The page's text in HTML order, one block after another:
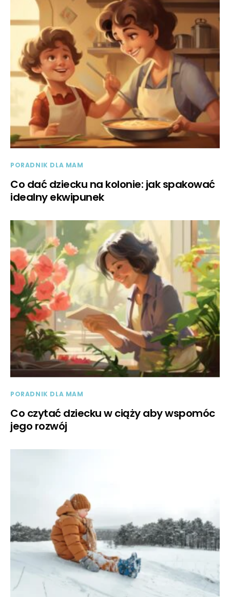
PORADNIK DLA MAM
Co dać dziecku na kolonie: jak spakować
idealny ekwipunek
PORADNIK DLA MAM
Co czytać dziecku w ciąży aby wspomóc
jego rozwój